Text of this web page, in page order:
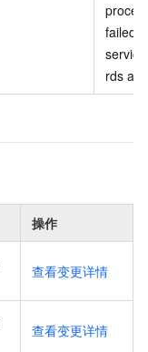
failed
rds api.
操作
查看变更详情
查看变更详情